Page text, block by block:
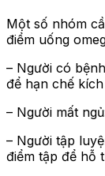
Một số nhóm
điểm uống
– Người có
để hạn chế
– Người mất
– Người tập
điểm tập để hỗ